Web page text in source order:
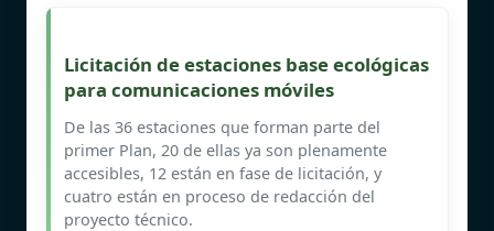
Licitación de estaciones base ecológicas
para comunicaciones móviles
De las 36 estaciones que forman parte del
primer Plan, 20 de ellas ya son plenamente
accesibles, 12 están en fase de licitación, y
cuatro están en proceso de redacción del
proyecto técnico.